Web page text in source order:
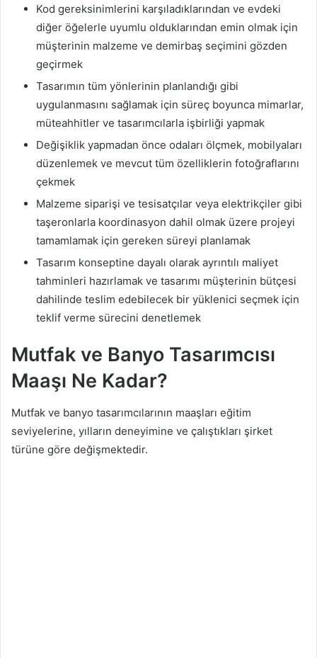
Kod gereksinimlerini karşıladıklarından ve evdeki
diğer öğelerle uyumlu olduklarından emin olmak için
müşterinin malzeme ve demirbaş seçimini gözden
geçirmek
Tasarımın tüm yönlerinin planlandığı gibi
uygulanmasını sağlamak için süreç boyunca mimarlar,
müteahhitler ve tasarımcılarla işbirliği yapmak
Değişiklik yapmadan önce odaları ölçmek, mobilyaları
düzenlemek ve mevcut tüm özelliklerin fotoğraflarını
çekmek
Malzeme siparişi ve tesisatçılar veya elektrikçiler gibi
taşeronlarla koordinasyon dahil olmak üzere projeyi
tamamlamak için gereken süreyi planlamak
Tasarım konseptine dayalı olarak ayrıntılı maliyet
tahminleri hazırlamak ve tasarımı müşterinin bütçesi
dahilinde teslim edebilecek bir yüklenici seçmek için
teklif verme sürecini denetlemek
Mutfak ve Banyo Tasarımcısı
Maaşı Ne Kadar?
Mutfak ve banyo tasarımcılarının maaşları eğitim
seviyelerine, yılların deneyimine ve çalıştıkları şirket
türüne göre değişmektedir.